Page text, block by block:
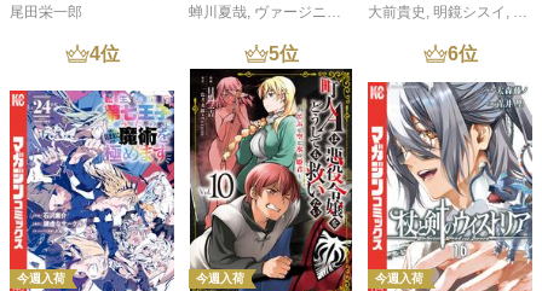
尾田栄一郎
蝉川夏哉, ヴァージニア二等兵 ,転
大前貴史 , 明鏡シスイ , ｔ
4位
今週入荷
5位
今週入荷
6位
今週入荷